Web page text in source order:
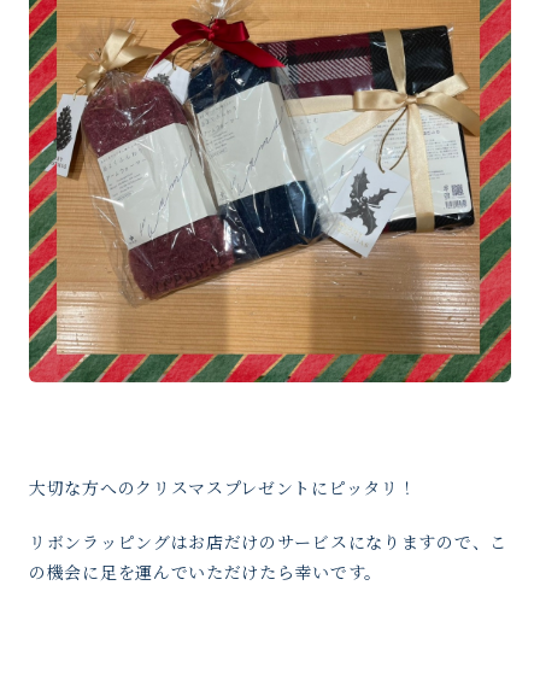
大切な方へのクリスマスプレゼントにピッタリ！
リボンラッピングはお店だけのサービスになりますので、こ
の機会に足を運んでいただけたら幸いです。